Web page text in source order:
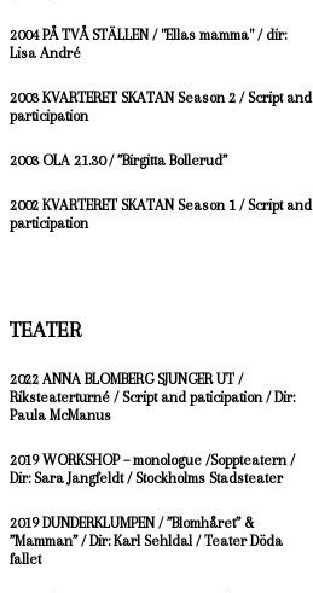
2004 PÅ TVÅ STÄLLEN / "Ellas mamma" / dir:
Lisa André
2003 KVARTERET SKATAN Season 2 / Script and
participation
2003 OLA 21.30 / ”Birgitta Bollerud”
2002 KVARTERET SKATAN Season 1 / Script and
participation
TEATER
2022 ANNA BLOMBERG SJUNGER UT /
Riksteaterturné / Script and paticipation / Dir:
Paula McManus
2019 WORKSHOP – monologue /Soppteatern /
Dir: Sara Jangfeldt / Stockholms Stadsteater
2019 DUNDERKLUMPEN / ”Blomhåret” &
”Mamman” / Dir: Karl Sehldal / Teater Döda
fallet